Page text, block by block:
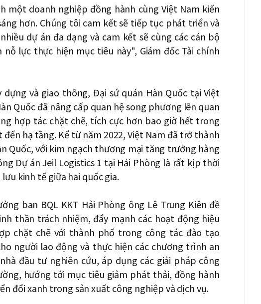
một doanh nghiệp đồng hành cùng Việt Nam kiến
hơn. Chúng tôi cam kết sẽ tiếp tục phát triển và
dự án đa dạng và cam kết sẽ cùng các cán bộ
lực thực hiện mục tiêu này", Giám đốc Tài chính
và giao thông, Đại sứ quán Hàn Quốc tại Việt
Quốc đã nâng cấp quan hệ song phương lên quan
hợp tác chặt chẽ, tích cực hơn bao giờ hết trong
hạ tầng. Kể từ năm 2022, Việt Nam đã trở thành
Quốc, với kim ngạch thương mại tăng trưởng hàng
Dự án Jeil Logistics 1 tại Hải Phòng là rất kịp thời
kinh tế giữa hai quốc gia.
ban BQL KKT Hải Phòng ông Lê Trung Kiên đề
thần trách nhiệm, đẩy mạnh các hoạt động hiệu
chặt chẽ với thành phố trong công tác đào tạo
người lao động và thực hiện các chương trình an
đầu tư nghiên cứu, áp dụng các giải pháp công
hướng tới mục tiêu giảm phát thải, đồng hành
đổi xanh trong sản xuất công nghiệp và dịch vụ.